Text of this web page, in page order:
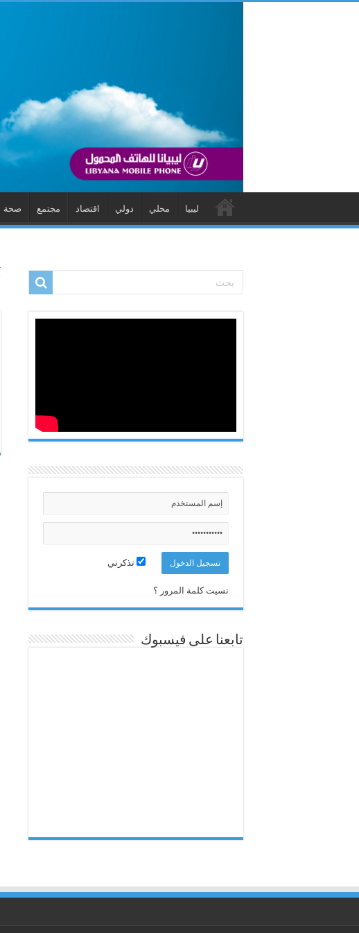
ليبيا محلي دولي اقتصاد مجتمع صحة
تذكرني
نسيت كلمة المرور ؟
تابعنا على فيسبوك